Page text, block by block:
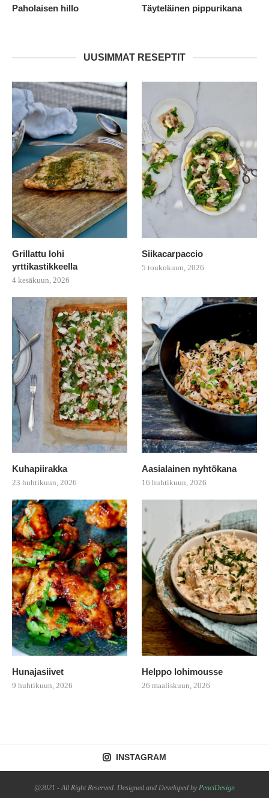
Paholaisen hillo Täyteläinen pippurikana
UUSIMMAT RESEPTIT
Grillattu lohi
yrttikastikkeella
4 kesäkuun, 2026
Siikacarpaccio
5 toukokuun, 2026
Kuhapiirakka
23 huhtikuun, 2026
Aasialainen nyhtökana
16 huhtikuun, 2026
Hunajasiivet
9 huhtikuun, 2026
Helppo lohimousse
26 maaliskuun, 2026
INSTAGRAM
@2021 - All Right Reserved. Designed and Developed byPenciDesign